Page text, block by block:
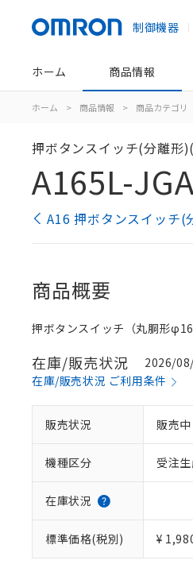
制御機器
ホーム 商品情報
ホーム > 商品情報 > 商品カテゴリ
押ボタンスイッチ(分離
A165L-
A16 押ボタンスイッチ
商品概要
押ボタンスイッチ（丸胴形
在庫/販売状況
2026/
在庫/販売状況 ご利用条件
販売状況 販売中
機種区分 受注
在庫状況
標準価格(税別) ¥